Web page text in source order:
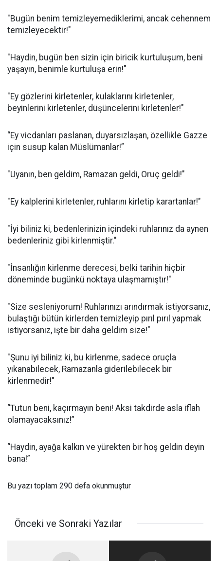
"Bugün benim temizleyemediklerimi, ancak cehennem
temizleyecektir!"
"Haydin, bugün ben sizin için biricik kurtuluşum, beni
yaşayın, benimle kurtuluşa erin!"
"Ey gözlerini kirletenler, kulaklarını kirletenler,
beyinlerini kirletenler, düşüncelerini kirletenler!"
“Ey vicdanları paslanan, duyarsızlaşan, özellikle Gazze
için susup kalan Müslümanlar!”
"Uyanın, ben geldim, Ramazan geldi, Oruç geldi!"
"Ey kalplerini kirletenler, ruhlarını kirletip karartanlar!"
"İyi biliniz ki, bedenlerinizin içindeki ruhlarınız da aynen
bedenleriniz gibi kirlenmiştir."
"İnsanlığın kirlenme derecesi, belki tarihin hiçbir
döneminde bugünkü noktaya ulaşmamıştır!"
"Size sesleniyorum! Ruhlarınızı arındırmak istiyorsanız,
bulaştığı bütün kirlerden temizleyip pırıl pırıl yapmak
istiyorsanız, işte bir daha geldim size!"
"Şunu iyi biliniz ki, bu kirlenme, sadece oruçla
yıkanabilecek, Ramazanla giderilebilecek bir
kirlenmedir!"
“Tutun beni, kaçırmayın beni! Aksi takdirde asla iflah
olamayacaksınız!”
“Haydin, ayağa kalkın ve yürekten bir hoş geldin deyin
bana!”
Bu yazı toplam 290 defa okunmuştur
Önceki ve Sonraki Yazılar